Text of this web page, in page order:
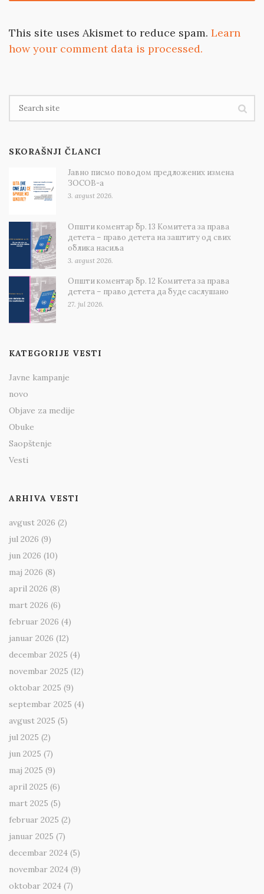
This site uses Akismet to reduce spam. Learn
how your comment data is processed.
SKORAŠNJI ČLANCI
Јавно писмо поводом предложених измена
ЗОСОВ-а
3. avgust 2026.
Општи коментар бр. 13 Комитета за права
детета – право детета на заштиту од свих
облика насиља
3. avgust 2026.
Општи коментар бр. 12 Комитета за права
детета – право детета да буде саслушано
27. jul 2026.
KATEGORIJE VESTI
Javne kampanje
novo
Objave za medije
Obuke
Saopštenje
Vesti
ARHIVA VESTI
avgust 2026 (2)
jul 2026 (9)
jun 2026 (10)
maj 2026 (8)
april 2026 (8)
mart 2026 (6)
februar 2026 (4)
januar 2026 (12)
decembar 2025 (4)
novembar 2025 (12)
oktobar 2025 (9)
septembar 2025 (4)
avgust 2025 (5)
jul 2025 (2)
jun 2025 (7)
maj 2025 (9)
april 2025 (6)
mart 2025 (5)
februar 2025 (2)
januar 2025 (7)
decembar 2024 (5)
novembar 2024 (9)
oktobar 2024 (7)